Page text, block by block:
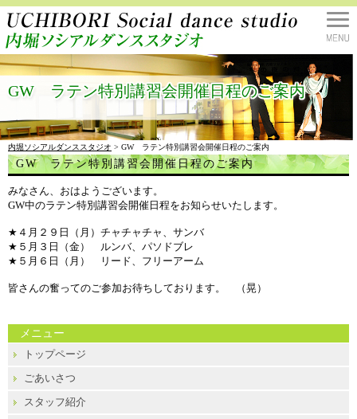
GW ラテン特別講習会開催日程のご案内
内堀ソシアルダンススタジオ > GW ラテン特別講習会開催日程のご案内
GW ラテン特別講習会開催日程のご案内
みなさん、おはようございます。
GW中のラテン特別講習会開催日程をお知らせいたします。
★４月２９日（月）チャチャチャ、サンバ
★５月３日（金） ルンバ、パソドブレ
★５月６日（月） リード、フリーアーム
皆さんの奮ってのご参加お待ちしております。 （晃）
メニュー
トップページ
ごあいさつ
スタッフ紹介